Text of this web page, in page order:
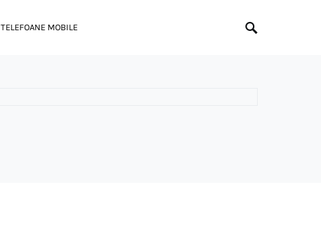
TELEFOANE MOBILE